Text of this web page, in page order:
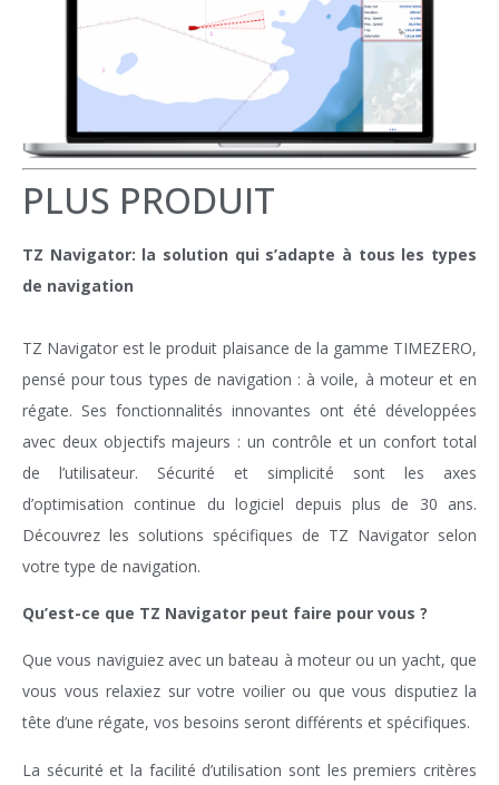
PLUS PRODUIT
TZ Navigator: la solution qui s’adapte à tous les types
de navigation
TZ Navigator est le produit plaisance de la gamme TIMEZERO,
pensé pour tous types de navigation : à voile, à moteur et en
régate. Ses fonctionnalités innovantes ont été développées
avec deux objectifs majeurs : un contrôle et un confort total
de l’utilisateur. Sécurité et simplicité sont les axes
d’optimisation continue du logiciel depuis plus de 30 ans.
Découvrez les solutions spécifiques de TZ Navigator selon
votre type de navigation.
Qu’est-ce que TZ Navigator peut faire pour vous ?
Que vous naviguiez avec un bateau à moteur ou un yacht, que
vous vous relaxiez sur votre voilier ou que vous disputiez la
tête d’une régate, vos besoins seront différents et spécifiques.
La sécurité et la facilité d’utilisation sont les premiers critères